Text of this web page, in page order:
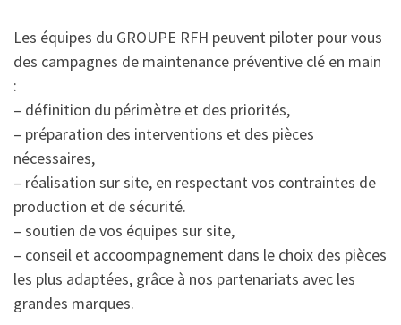
Les équipes du GROUPE RFH peuvent piloter pour vous
des campagnes de maintenance préventive clé en main
:
– définition du périmètre et des priorités,
– préparation des interventions et des pièces
nécessaires,
– réalisation sur site, en respectant vos contraintes de
production et de sécurité.
– soutien de vos équipes sur site,
– conseil et accoompagnement dans le choix des pièces
les plus adaptées, grâce à nos partenariats avec les
grandes marques.